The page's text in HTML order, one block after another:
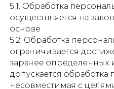
5.1. Обработка
осуществляется на
основе.
5.2. Обработка
ограничивается
заранее определенных
допускается
несовместимая с